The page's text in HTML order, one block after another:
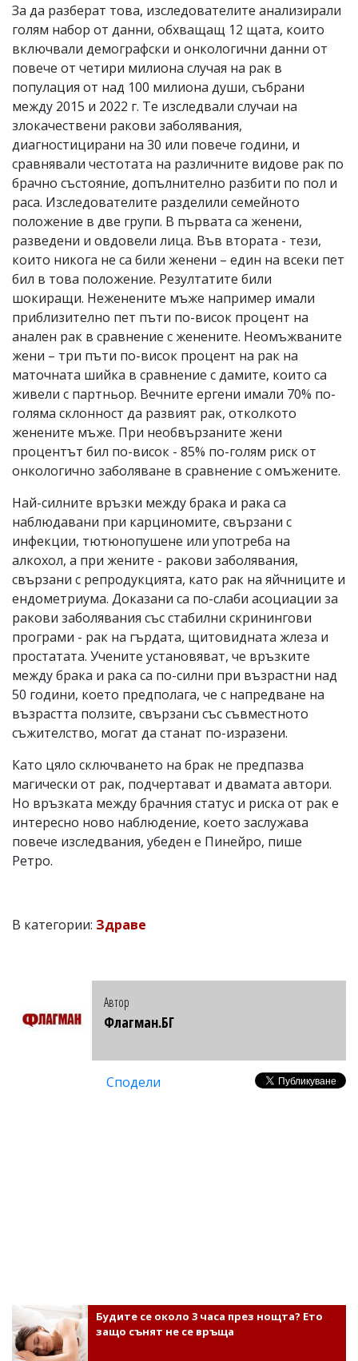
За да разберат това, изследователите анализирали
голям набор от данни, обхващащ 12 щата, които
включвали демографски и онкологични данни от
повече от четири милиона случая на рак в
популация от над 100 милиона души, събрани
между 2015 и 2022 г. Те изследвали случаи на
злокачествени ракови заболявания,
диагностицирани на 30 или повече години, и
сравнявали честотата на различните видове рак по
брачно състояние, допълнително разбити по пол и
раса. Изследователите разделили семейното
положение в две групи. В първата са женени,
разведени и овдовели лица. Във втората - тези,
които никога не са били женени – един на всеки пет
бил в това положение. Резултатите били
шокиращи. Неженените мъже например имали
приблизително пет пъти по-висок процент на
анален рак в сравнение с женените. Неомъжваните
жени – три пъти по-висок процент на рак на
маточната шийка в сравнение с дамите, които са
живели с партньор. Вечните ергени имали 70% по-
голяма склонност да развият рак, отколкото
женените мъже. При необвързаните жени
процентът бил по-висок - 85% по-голям риск от
онкологично заболяване в сравнение с омъжените.
Най-силните връзки между брака и рака са
наблюдавани при карциномите, свързани с
инфекции, тютюнопушене или употреба на
алкохол, а при жените - ракови заболявания,
свързани с репродукцията, като рак на яйчниците и
ендометриума. Доказани са по-слаби асоциации за
ракови заболявания със стабилни скринингови
програми - рак на гърдата, щитовидната жлеза и
простатата. Учените установяват, че връзките
между брака и рака са по-силни при възрастни над
50 години, което предполага, че с напредване на
възрастта ползите, свързани със съвместното
съжителство, могат да станат по-изразени.
Като цяло сключването на брак не предпазва
магически от рак, подчертават и двамата автори.
Но връзката между брачния статус и риска от рак е
интересно ново наблюдение, което заслужава
повече изследвания, убеден е Пинейро, пише
Ретро.
В категории: Здраве
Автор
Флагман.БГ
Сподели
Будите се около 3 часа през нощта? Ето
защо сънят не се връща